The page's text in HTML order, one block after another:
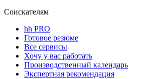
Соискателям
hh PRO
Готовое резюме
Все сервисы
Хочу у вас работать
Производственный календарь
Экспертная рекомендация